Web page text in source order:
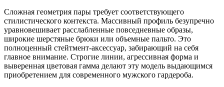
Сложная геометрия пары требует соответствующего
стилистического контекста. Массивный профиль безупречно
уравновешивает расслабленные повседневные образы,
широкие шерстяные брюки или объемные пальто. Это
полноценный стейтмент-аксессуар, забирающий на себя
главное внимание. Строгие линии, агрессивная форма и
выверенная цветовая гамма делают эту модель выдающимся
приобретением для современного мужского гардероба.